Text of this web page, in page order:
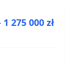
1 275 000 zł